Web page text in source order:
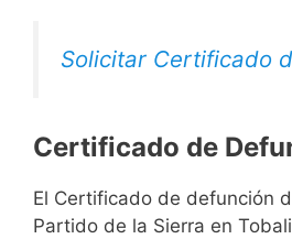
Solicitar Certificado
Certificado de
El Certificado de defunción
Partido de la Sierra en